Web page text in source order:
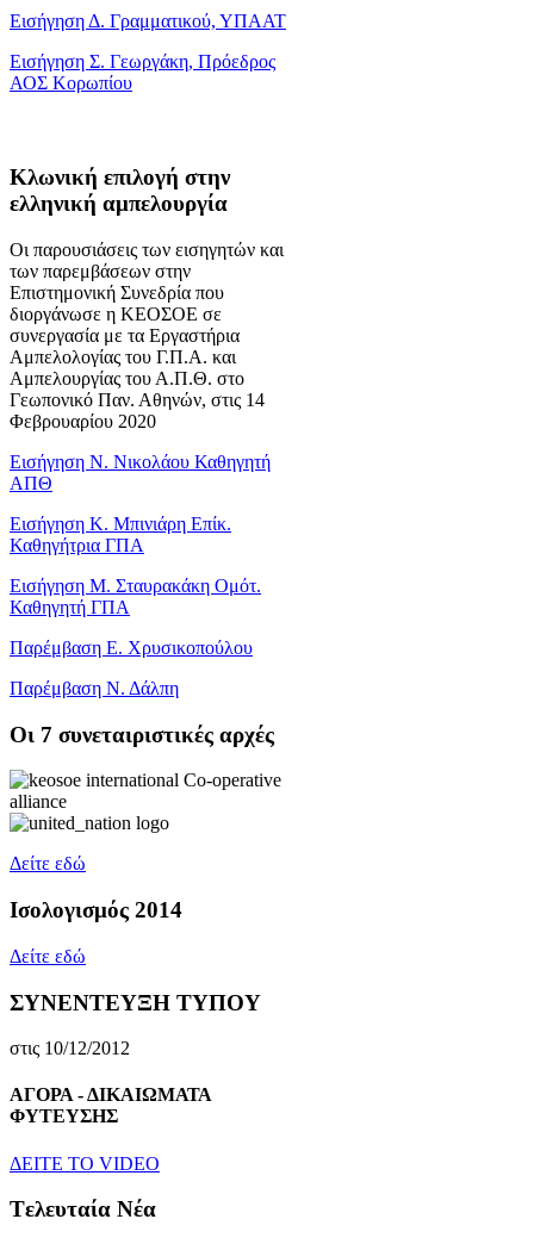
Εισήγηση Δ. Γραμματικού, ΥΠΑΑΤ
Εισήγηση Σ. Γεωργάκη, Πρόεδρος
ΑΟΣ Κορωπίου
Κλωνική επιλογή στην
ελληνική αμπελουργία
Οι παρουσιάσεις των εισηγητών και
των παρεμβάσεων στην
Επιστημονική Συνεδρία που
διοργάνωσε η ΚΕΟΣΟΕ σε
συνεργασία με τα Εργαστήρια
Αμπελολογίας του Γ.Π.Α. και
Αμπελουργίας του Α.Π.Θ. στο
Γεωπονικό Παν. Αθηνών, στις 14
Φεβρουαρίου 2020
Εισήγηση Ν. Νικολάου Καθηγητή
ΑΠΘ
Εισήγηση Κ. Μπινιάρη Επίκ.
Καθηγήτρια ΓΠΑ
Εισήγηση Μ. Σταυρακάκη Ομότ.
Καθηγητή ΓΠΑ
Παρέμβαση Ε. Χρυσικοπούλου
Παρέμβαση Ν. Δάλπη
Oι 7 συνεταιριστικές αρχές
Δείτε εδώ
Ισολογισμός 2014
Δείτε εδώ
ΣΥΝΕΝΤΕΥΞΗ ΤΥΠΟΥ
στις 10/12/2012
ΑΓΟΡΑ - ΔΙΚΑΙΩΜΑΤΑ
ΦΥΤΕΥΣΗΣ
ΔEITE TO VIDEO
Tελευταία Nέα